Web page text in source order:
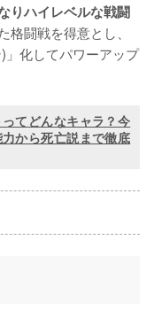
りハイレベルな戦闘
闘戦を得意とし、
」化してパワーアップ
ってどんなキャラ？今
から死亡説まで徹底